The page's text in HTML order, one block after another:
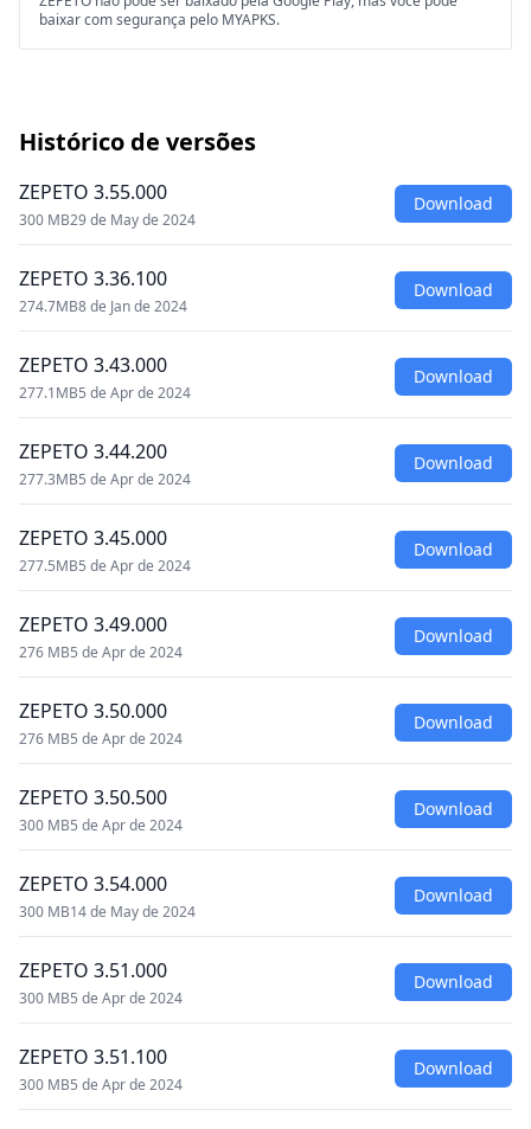
baixar com segurança pelo MYAPKS.
Histórico de versões
ZEPETO 3.55.000
300 MB29 de May de 2024
Download
ZEPETO 3.36.100
274.7MB8 de Jan de 2024
Download
ZEPETO 3.43.000
277.1MB5 de Apr de 2024
Download
ZEPETO 3.44.200
277.3MB5 de Apr de 2024
Download
ZEPETO 3.45.000
277.5MB5 de Apr de 2024
Download
ZEPETO 3.49.000
276 MB5 de Apr de 2024
Download
ZEPETO 3.50.000
276 MB5 de Apr de 2024
Download
ZEPETO 3.50.500
300 MB5 de Apr de 2024
Download
ZEPETO 3.54.000
300 MB14 de May de 2024
Download
ZEPETO 3.51.000
300 MB5 de Apr de 2024
Download
ZEPETO 3.51.100
300 MB5 de Apr de 2024
Download